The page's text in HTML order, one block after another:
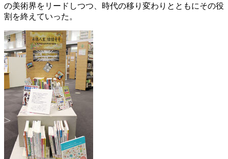
の美術界をリードしつつ、時代の移り変わりとともにその役
割を終えていった。